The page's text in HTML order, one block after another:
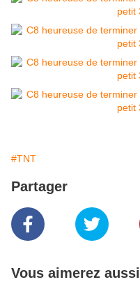
#TNT
Partager
Vous aimerez aussi